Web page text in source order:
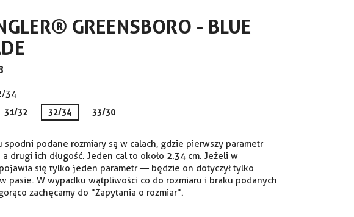
GREENSBORO - BLUE
34
31/32 32/34 33/30
spodni podane rozmiary są w calach, gdzie pierwszy parametr
a drugi ich długość. Jeden cal to około 2.34 cm. Jeżeli w
się tylko jeden parametr — będzie on dotyczył tylko
pasie. W wypadku wątpliwości co do rozmiaru i braku podanych
zachęcamy do "Zapytania o rozmiar".